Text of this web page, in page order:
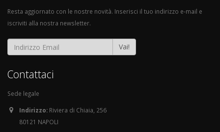
Resta aggiornato con le nostre novità. Inserisci il tuo indirizzo e-mail e
iscriviti alla nostra newsletter.
Vai!
Contattaci
Sede legale
Indirizzo: Riviera di Chiaia, 256
80121 NAPOLI